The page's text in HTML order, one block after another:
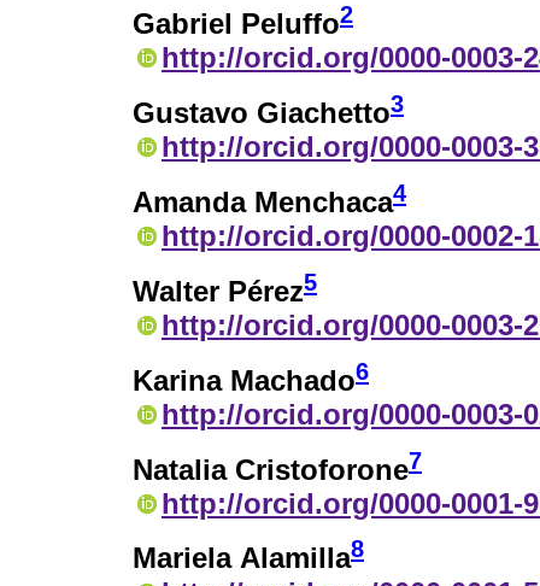
Gabriel Peluffo2
http://orcid.org/0000-0003-
Gustavo Giachetto3
http://orcid.org/0000-0003-
Amanda Menchaca4
http://orcid.org/0000-0002-
Walter Pérez5
http://orcid.org/0000-0003-
Karina Machado6
http://orcid.org/0000-0003-
Natalia Cristoforone7
http://orcid.org/0000-0001-
Mariela Alamilla8